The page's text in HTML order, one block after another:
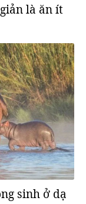
là ăn ít
sinh ở dạ